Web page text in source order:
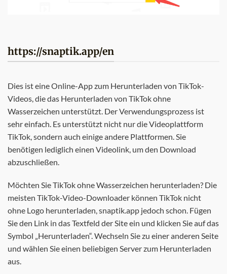
https://snaptik.app/en
Dies ist eine Online-App zum Herunterladen von TikTok-
Videos, die das Herunterladen von TikTok ohne
Wasserzeichen unterstützt. Der Verwendungsprozess ist
sehr einfach. Es unterstützt nicht nur die Videoplattform
TikTok, sondern auch einige andere Plattformen. Sie
benötigen lediglich einen Videolink, um den Download
abzuschließen.
Möchten Sie TikTok ohne Wasserzeichen herunterladen? Die
meisten TikTok-Video-Downloader können TikTok nicht
ohne Logo herunterladen, snaptik.app jedoch schon. Fügen
Sie den Link in das Textfeld der Site ein und klicken Sie auf das
Symbol „Herunterladen“. Wechseln Sie zu einer anderen Seite
und wählen Sie einen beliebigen Server zum Herunterladen
aus.